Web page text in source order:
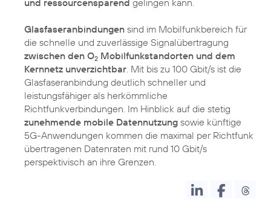
und ressourcensparend gelingen kann.
Glasfaseranbindungen sind im Mobilfunkbereich für
die schnelle und zuverlässige Signalübertragung
zwischen den O2 Mobilfunkstandorten und dem
Kernnetz unverzichtbar. Mit bis zu 100 Gbit/s ist die
Glasfaseranbindung deutlich schneller und
leistungsfähiger als herkömmliche
Richtfunkverbindungen. Im Hinblick auf die stetig
zunehmende mobile Datennutzung sowie künftige
5G-Anwendungen kommen die maximal per Richtfunk
übertragenen Datenraten mit rund 10 Gbit/s
perspektivisch an ihre Grenzen.